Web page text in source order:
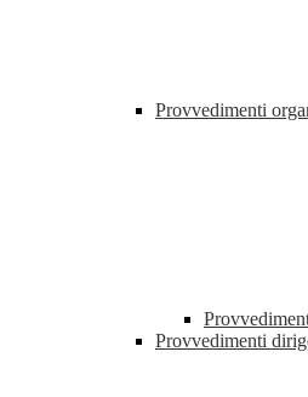
Provvedimenti
Provvedimenti